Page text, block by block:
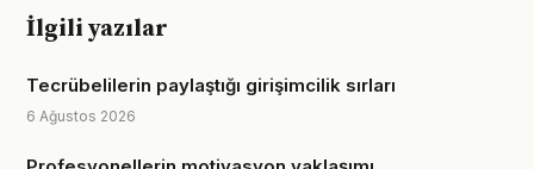
İlgili yazılar
Tecrübelilerin paylaştığı girişimcilik sırları
6 Ağustos 2026